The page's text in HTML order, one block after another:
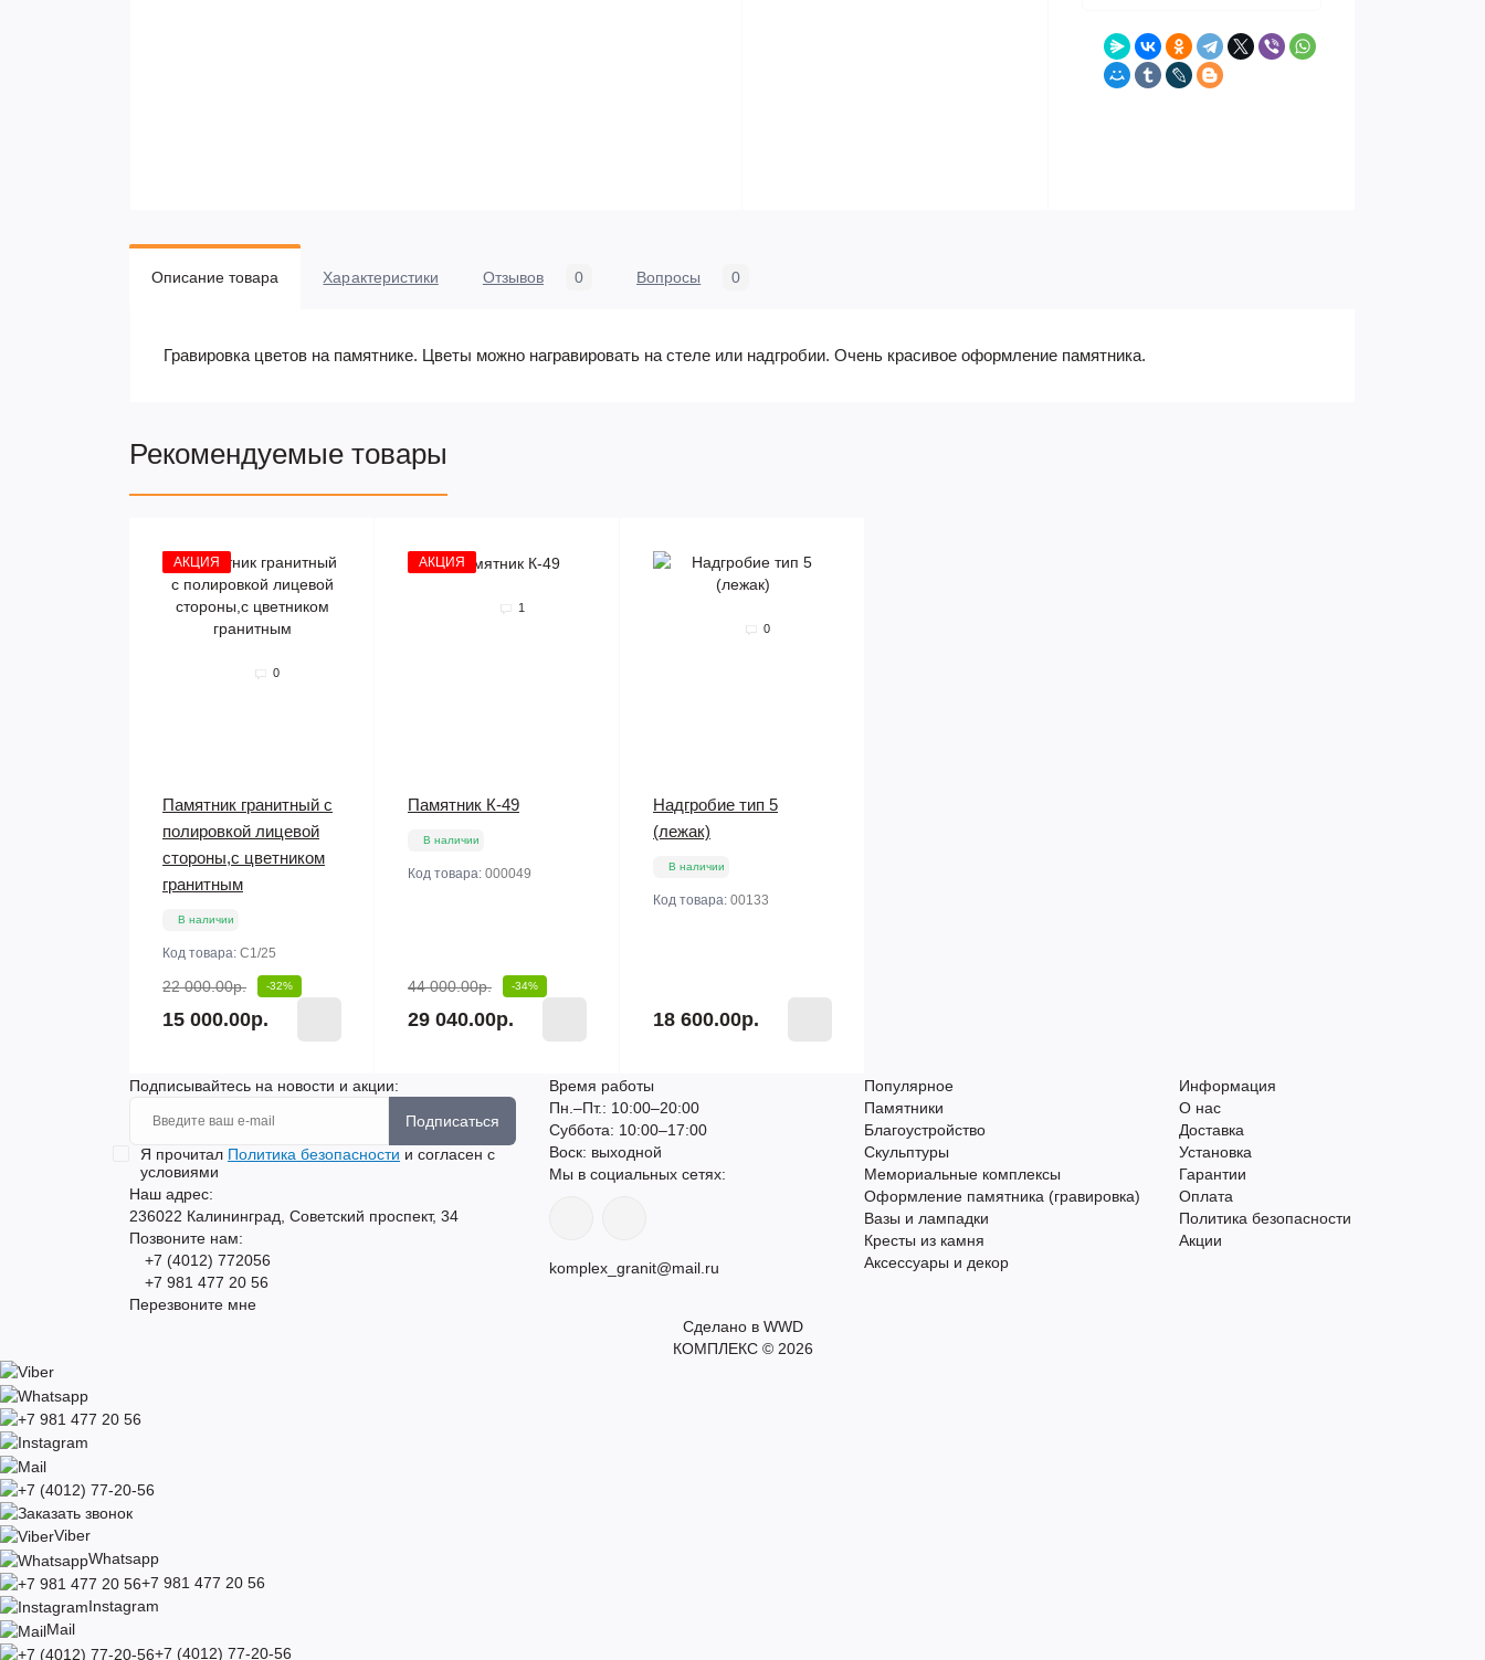
Описание товара Характеристики Отзывов 0 Вопросы 0
Гравировка цветов на памятнике. Цветы можно награвировать на стеле или надгробии. Очень красивое оформление памятника.
Рекомендуемые товары
АКЦИЯ
0
Памятник гранитный с
полировкой лицевой
стороны,с цветником
гранитным
В наличии
Код товара: С1/25
22 000.00р. -32%
15 000.00р.
АКЦИЯ
1
Памятник К-49
В наличии
Код товара: 000049
44 000.00р. -34%
29 040.00р.
0
Надгробие тип 5
(лежак)
В наличии
Код товара: 00133
18 600.00р.
Подписывайтесь на новости и акции:
Подписаться
Я прочитал Политика безопасности и согласен с
условиями
Наш адрес:
236022 Калининград, Советский проспект, 34
Позвоните нам:
+7 (4012) 772056
+7 981 477 20 56
Перезвоните мне
Время работы
Пн.–Пт.: 10:00–20:00​​
Суббота: 10:00–17:00
​Воск: выходной
Мы в социальных сетях:
komplex_granit@mail.ru
Популярное
Памятники
Благоустройство
Скульптуры
Мемориальные комплексы
Оформление памятника (гравировка)
Вазы и лампадки
Кресты из камня
Аксессуары и декор
Информация
О нас
Доставка
Установка
Гарантии
Оплата
Политика безопасности
Акции
Сделано в WWD
КОМПЛЕКС © 2026
Viber
Whatsapp
+7 981 477 20 56
Instagram
Mail
+7 (4012) 77-20-56